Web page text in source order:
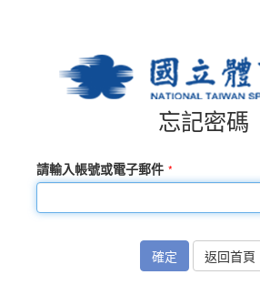
忘記密碼
請輸入帳號或電子郵件
確定 返回首頁